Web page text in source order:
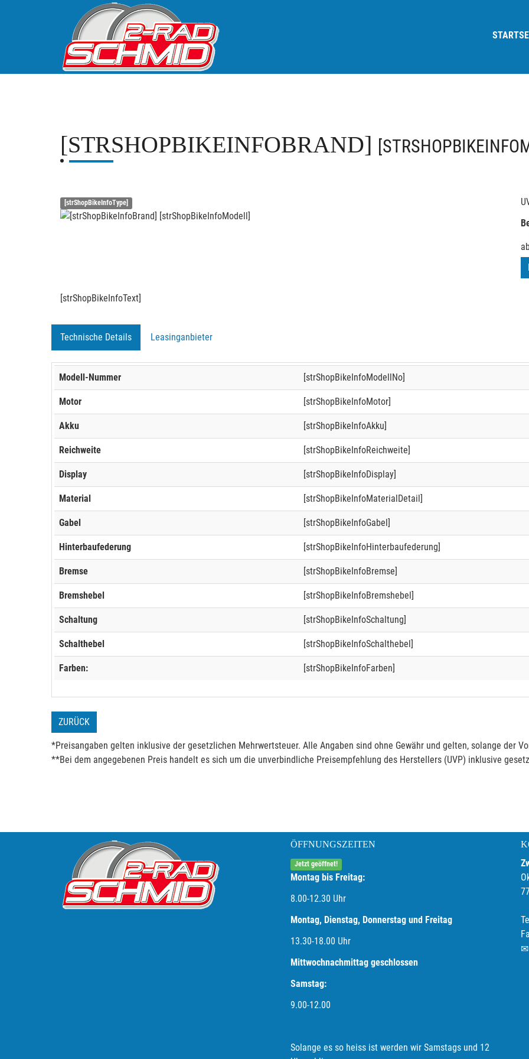
[STRSHOPBIKEINFOBRAND]
[strShopBikeInfoType]
[strShopBikeInfoText]
Technische Details Leasinganbieter
Modell-Nummer [strShopBikeInfoModellNo]
Motor [strShopBikeInfoMotor]
Akku [strShopBikeInfoAkku]
Reichweite [strShopBikeInfoReichweite]
Display [strShopBikeInfoDisplay]
Material [strShopBikeInfoMaterialDetail]
Gabel [strShopBikeInfoGabel]
Hinterbaufederung [strShopBikeInfoHinterbaufederung]
Bremse [strShopBikeInfoBremse]
Bremshebel [strShopBikeInfoBremshebel]
Schaltung [strShopBikeInfoSchaltung]
Schalthebel [strShopBikeInfoSchalthebel]
Farben: [strShopBikeInfoFarben]
ZURÜCK
*Preisangaben gelten inklusive der gesetzlichen Mehrwertsteuer. Alle Angaben sind ohne Gewähr und gelten, solange der
**Bei dem angegebenen Preis handelt es sich um die unverbindliche Preisempfehlung des Herstellers (UVP) inklusive
ÖFFNUNGSZEITEN
Jetzt geöffnet!
Montag bis Freitag:
8.00-12.30 Uhr
Montag, Dienstag, Donnerstag und Freitag
13.30-18.00 Uhr
Mittwochnachmittag geschlossen
Samstag:
9.00-12.00
Solange es so heiss ist werden wir Samstags und 12